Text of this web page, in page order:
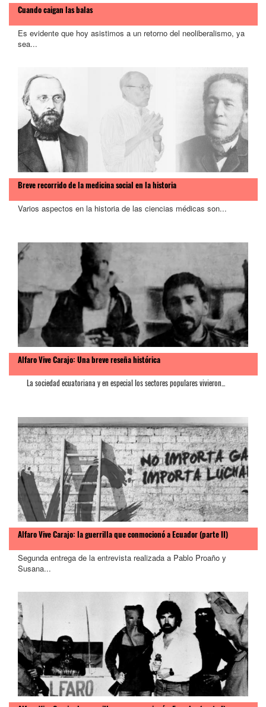
Cuando caigan las balas
Es evidente que hoy asistimos a un retorno del neoliberalismo, ya
sea...
Breve recorrido de la medicina social en la historia
Varios aspectos en la historia de las ciencias médicas son...
Alfaro Vive Carajo: Una breve reseña histórica
La sociedad ecuatoriana y en especial los sectores populares vivieron...
Alfaro Vive Carajo: la guerrilla que conmocionó a Ecuador (parte II)
Segunda entrega de la entrevista realizada a Pablo Proaño y
Susana...